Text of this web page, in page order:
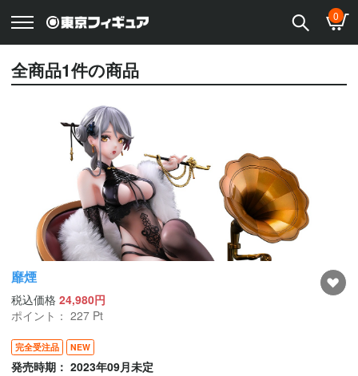
0
全商品1件の商品
靡煙
税込価格 24,980円
ポイント： 227 Pt
完全受注品 NEW
発売時期： 2023年09月未定